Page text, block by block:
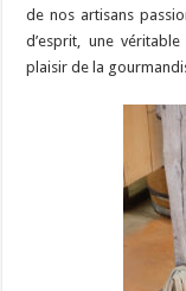
de nos artisans
d’esprit, une
plaisir de la